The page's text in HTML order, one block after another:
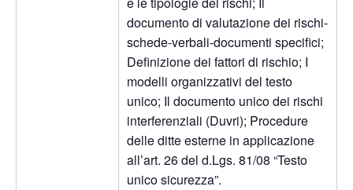
documento di valutazione dei rischi-
schede-verbali-documenti specifici;
Definizione dei fattori di rischio; I
modelli organizzativi del testo
unico; Il documento unico dei rischi
interferenziali (Duvri); Procedure
delle ditte esterne in applicazione
all’art. 26 del d.Lgs. 81/08 “Testo
unico sicurezza”.